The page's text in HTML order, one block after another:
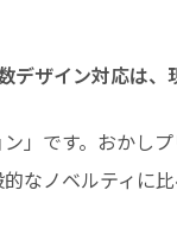
ザイン対応は、
」です。おかしプ
なノベルティに